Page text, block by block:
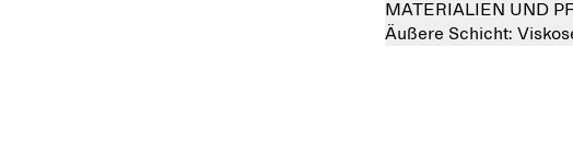
MATERIALIEN UND
Äußere Schicht: